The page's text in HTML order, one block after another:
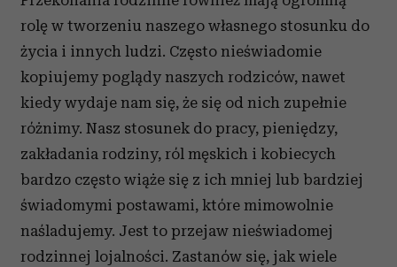
rolę w tworzeniu naszego własnego stosunku do
życia i innych ludzi. Często nieświadomie
kopiujemy poglądy naszych rodziców, nawet
kiedy wydaje nam się, że się od nich zupełnie
różnimy. Nasz stosunek do pracy, pieniędzy,
zakładania rodziny, ról męskich i kobiecych
bardzo często wiąże się z ich mniej lub bardziej
świadomymi postawami, które mimowolnie
naśladujemy. Jest to przejaw nieświadomej
rodzinnej lojalności. Zastanów się, jak wiele